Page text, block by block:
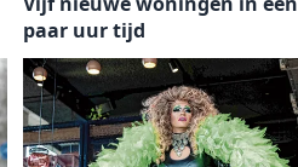
paar uur tijd